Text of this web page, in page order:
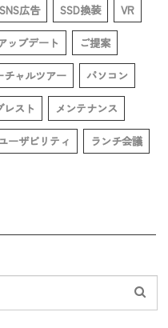
SNS広告 SSD換装 VR
ップデート ご提案
チャルツアー パソコン
レスト メンテナンス
ーザビリティ ランチ会議